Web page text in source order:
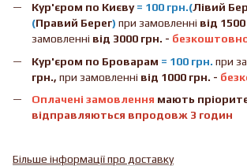
Кур'єром по Києву= 100 грн.(Лівий
(Правий Берег) при замовленні від
замовленні від 3000 грн. -
Кур'єром по Броварам = 100 грн. при
грн., при замовленні від 1000 грн. -
Оплачені замовлення мають
відправляються впродовж 3 годин
Більше інформації про доставку